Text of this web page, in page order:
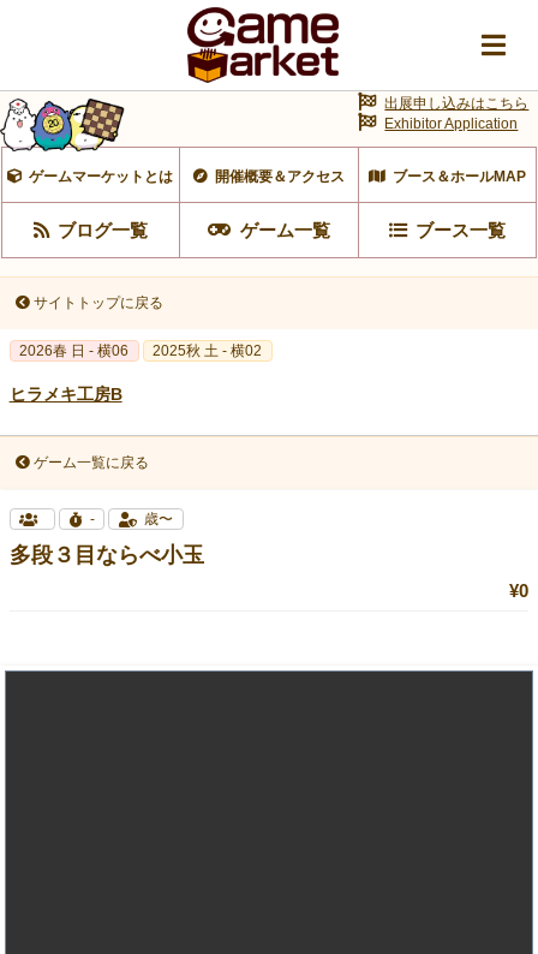
ゲームマーケットとは 開催概要＆アクセス ブース＆ホールMAP
ブログ一覧 ゲーム一覧 ブース一覧
出展申し込みはこちら
Exhibitor Application
サイトトップに戻る
2026春 日 - 横06 2025秋 土 - 横02
ヒラメキ工房B
ゲーム一覧に戻る
- 歳〜
多段３目ならべ小玉
¥0